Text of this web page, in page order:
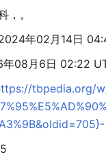
，。
年02月14日
年08月6日 02:22
tbpedia.org/